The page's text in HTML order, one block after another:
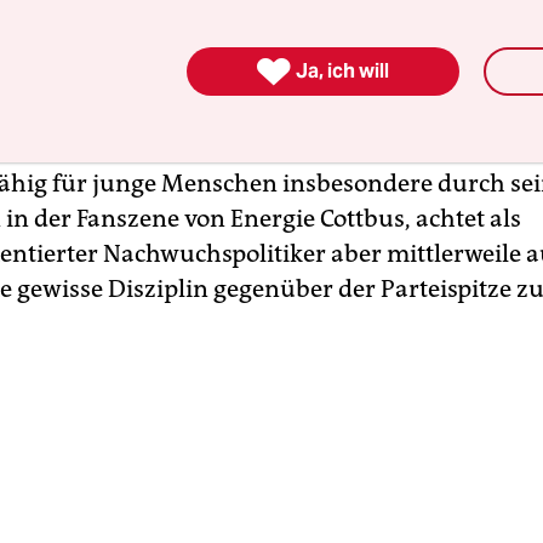
der mittlerweile aufgelösten
(JA) in Brandenburg war, macht seit Jahren
für junge Menschen insbesondere durch
der Fanszene von Energie Cottbus, achtet als
Nachwuchspolitiker aber mittlerweile
gewisse Disziplin gegenüber der Parteispitze
 Ja, ich will